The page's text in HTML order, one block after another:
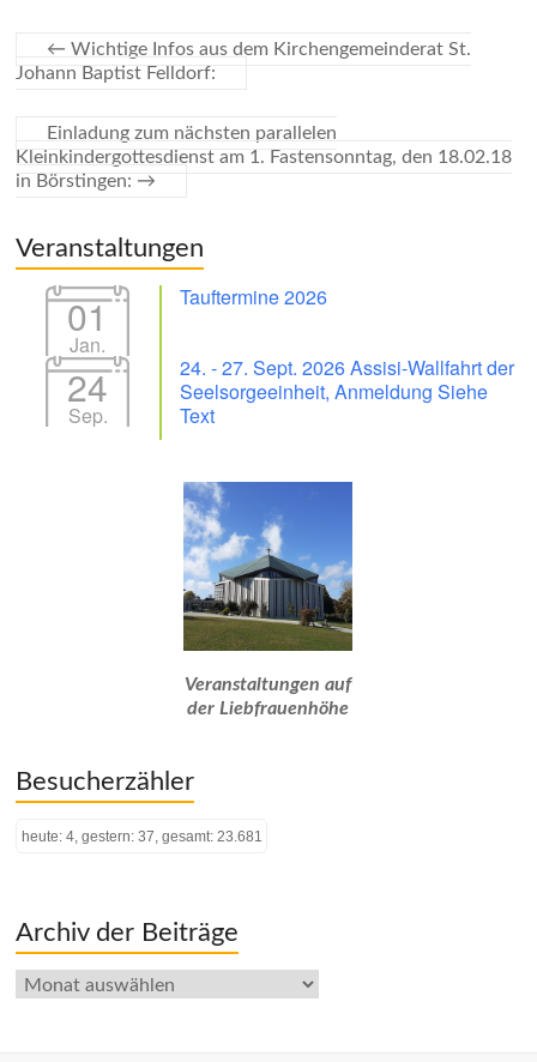
← Wichtige Infos aus dem Kirchengemeinderat St.
Johann Baptist Felldorf:
Einladung zum nächsten parallelen
Kleinkindergottesdienst am 1. Fastensonntag, den 18.02.18
in Börstingen: →
Veranstaltungen
01
Jan.
Tauftermine 2026
24
Sep.
24. - 27. Sept. 2026 Assisi-Wallfahrt der
Seelsorgeeinheit, Anmeldung Siehe
Text
Veranstaltungen auf
der Liebfrauenhöhe
Besucherzähler
heute: 4, gestern: 37, gesamt: 23.681
Archiv der Beiträge
Archiv
der